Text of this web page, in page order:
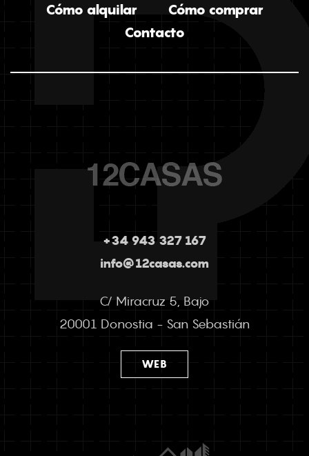
Cómo alquilar
Cómo comprar
Contacto
+34 943 327 167
info@12casas.com
C/ Miracruz 5, Bajo
20001 Donostia - San Sebastián
WEB